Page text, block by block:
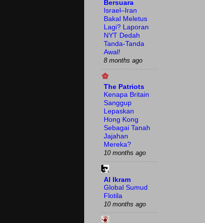
Bersuara
Israel–Iran
Bakal Meletus
Lagi? Laporan
NYT Dedah
Tanda-Tanda
Awal!
8 months ago
The Patriots
Kenapa Britain
Sanggup
Lepaskan
Hong Kong
Sebagai Tanah
Jajahan
Mereka?
10 months ago
Al Ikram
Global Sumud
Flotila
10 months ago